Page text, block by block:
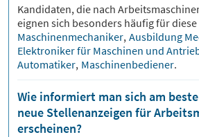
Kandidaten, die nach
eignen sich besonders häufig für diese
Maschinenmechaniker, Ausbildung
Elektroniker für Maschinen und
Automatiker, Maschinenbediener.
Wie informiert man sich am
neue Stellenanzeigen für
erscheinen?